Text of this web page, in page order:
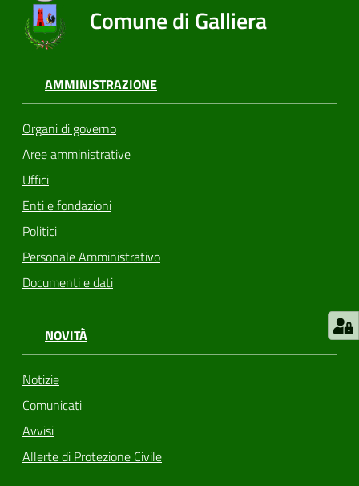
Comune di Galliera
AMMINISTRAZIONE
Organi di governo
Aree amministrative
Uffici
Enti e fondazioni
Politici
Personale Amministrativo
Documenti e dati
NOVITÀ
Notizie
Comunicati
Avvisi
Allerte di Protezione Civile